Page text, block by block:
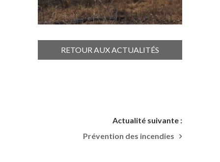
RETOUR AUX ACTUALITÉS
Actualité suivante :
Prévention des incendies